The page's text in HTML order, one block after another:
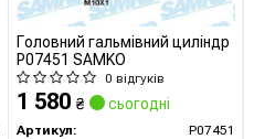
Головний гальмівний циліндр
P07451 SAMKO
0 відгуків
1 580 ₴ сьогодні
Артикул:
P07451